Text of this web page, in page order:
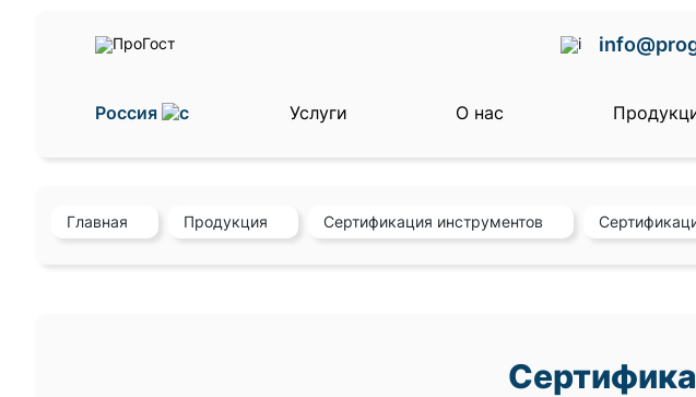
Россия Услуги О нас
Главная Продукция Сертификация инструментов